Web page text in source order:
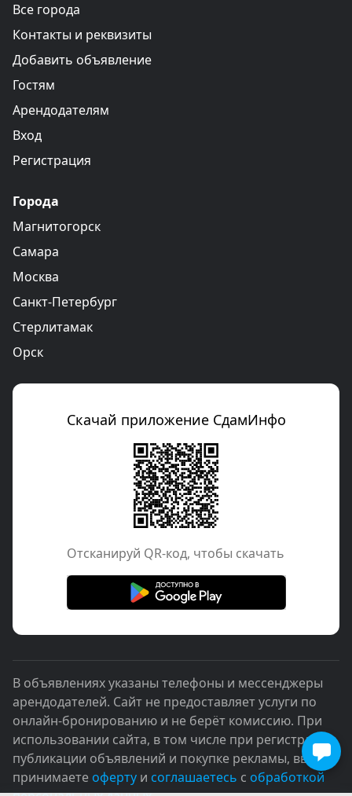
Все города
Контакты и реквизиты
Добавить объявление
Гостям
Арендодателям
Вход
Регистрация
Города
Магнитогорск
Самара
Москва
Санкт-Петербург
Стерлитамак
Орск
Скачай приложение СдамИнфо
Отcканируй QR-код, чтобы скачать
В объявлениях указаны телефоны и мессенджеры
арендодателей. Сайт не предоставляет услуги по
онлайн-бронированию и не берёт комиссию. При
использовании сайта, в том числе при регистрации,
публикации объявлений и покупке рекламы, вы
принимаете оферту и соглашаетесь с обработкой